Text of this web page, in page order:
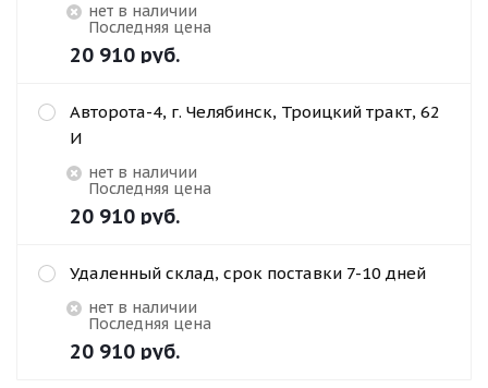
Нет в наличии
Последняя цена
20 910 руб.
Авторота-4, г. Челябинск, Троицкий тракт, 62
И
Нет в наличии
Последняя цена
20 910 руб.
Удаленный склад, срок поставки 7-10 дней
Нет в наличии
Последняя цена
20 910 руб.